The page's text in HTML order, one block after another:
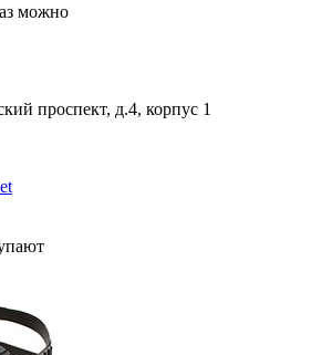
можно
проспект, д.4, корпус 1